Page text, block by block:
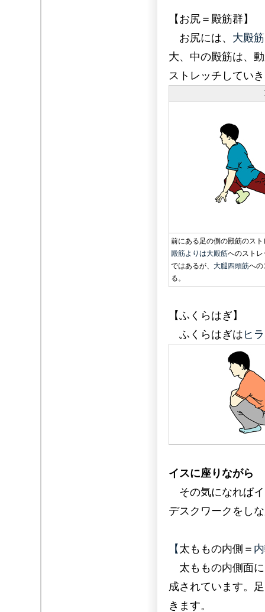
【お尻＝殿筋群】
お尻には、 大殿筋
大、中の殿筋は、
ストレッチしてい
前にある足の側の殿筋のス
殿筋よりは大殿筋へのスト
ではあるが、 大腿四頭筋への
る。
【ふくらはぎ】
ふくらはぎはヒ
イスに座りながら
その気になれば
デスクワークをし
【太ももの内側＝
太ももの内側面
成されています。
きます。